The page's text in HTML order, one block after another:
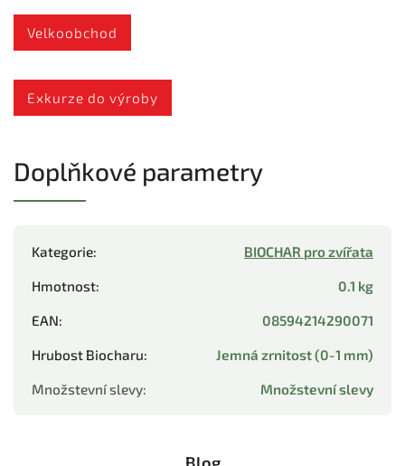
Velkoobchod
Exkurze do výroby
Doplňkové parametry
Kategorie: BIOCHAR pro zvířata
Hmotnost: 0.1 kg
EAN: 08594214290071
Hrubost Biocharu: Jemná zrnitost (0-1 mm)
Množstevní slevy: Množstevní slevy